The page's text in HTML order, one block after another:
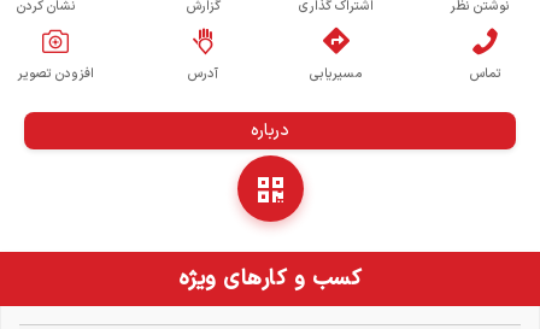
نوشتن نظر اشتراک گذاری گزارش نشان کردن
تماس مسیریابی آدرس افزودن تصویر
درباره
کسب و کارهای ویژه